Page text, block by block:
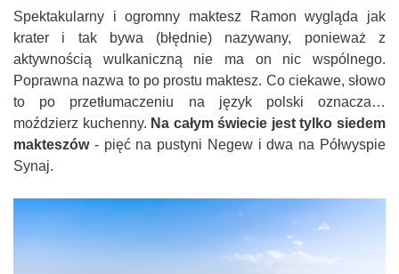
Spektakularny i ogromny maktesz Ramon wygląda jak
krater i tak bywa (błędnie) nazywany, ponieważ z
aktywnością wulkaniczną nie ma on nic wspólnego.
Poprawna nazwa to po prostu maktesz. Co ciekawe, słowo
to po przetłumaczeniu na język polski oznacza…
moździerz kuchenny. Na całym świecie jest tylko siedem
makteszów- pięć na pustyni Negew i dwa na Półwyspie
Synaj.